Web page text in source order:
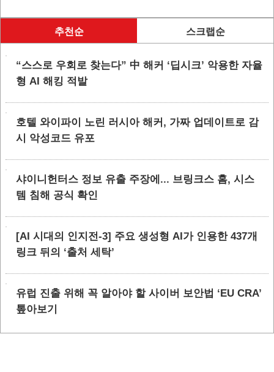
추천순 스크랩순
“스스로 우회로 찾는다” 中 해커 ‘딥시크’ 악용한 자율
형 AI 해킹 적발
호텔 와이파이 노린 러시아 해커, 가짜 업데이트로 감
시 악성코드 유포
샤이니헌터스 정보 유출 주장에... 브링크스 홈, 시스
템 침해 공식 확인
[AI 시대의 인지전-3] 주요 생성형 AI가 인용한 437개
링크 뒤의 ‘출처 세탁’
유럽 진출 위해 꼭 알아야 할 사이버 보안법 ‘EU CRA’
톺아보기